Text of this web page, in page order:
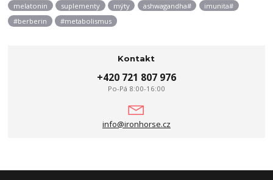
melatonin
suplementy mýty ashwagandha#
imunita#
#berberin
#metabolismus
Kontakt
+420 721 807 976
Po-Pá 8:00-16:00
info@ironhorse.cz